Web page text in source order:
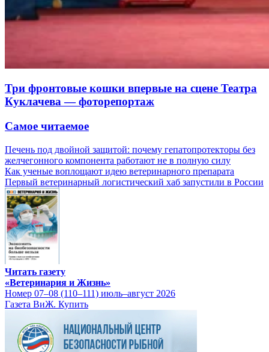
Три фронтовые кошки впервые на сцене Театра
Куклачева — фоторепортаж
Самое читаемое
Печень под двойной защитой: почему гепатопротекторы без
желчегонного компонента работают не в полную силу
Как ученые воплощают идею ветеринарного препарата
Первый ветеринарный логистический хаб запустили в России
Читать газету
«Ветеринария и Жизнь»
Номер 07–08 (110–111) июль–август 2026
Газета ВиЖ. Купить